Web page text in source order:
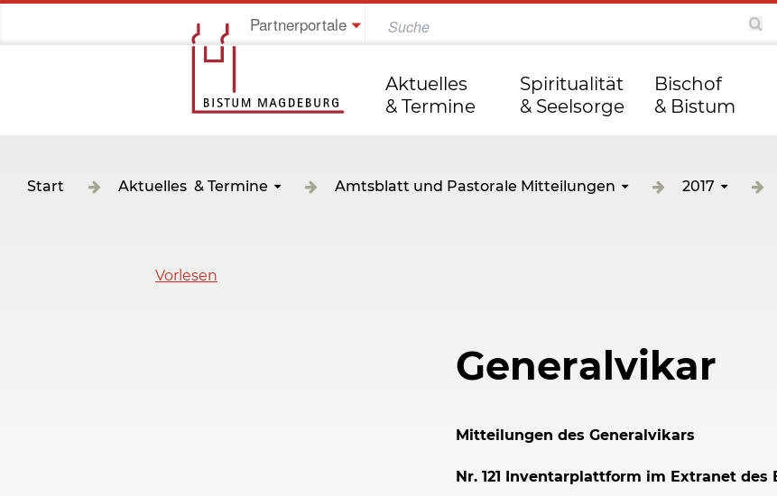
Jung im Bistum katholisch.de Tag des
Partnerportale
Aktuelles
& Termine
Spiritualität
& Seelsorge
Bischof
& Bistum
Start Aktuelles & Termine Amtsblatt und Pastorale Mitteilungen 2017
Vorlesen
Generalvikar
Mitteilungen des Generalvikars
Nr. 121 Inventarplattform im Extranet des